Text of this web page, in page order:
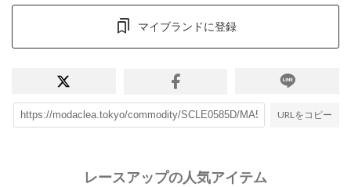
マイブランドに登録
URLをコピー
レースアップの人気アイテム